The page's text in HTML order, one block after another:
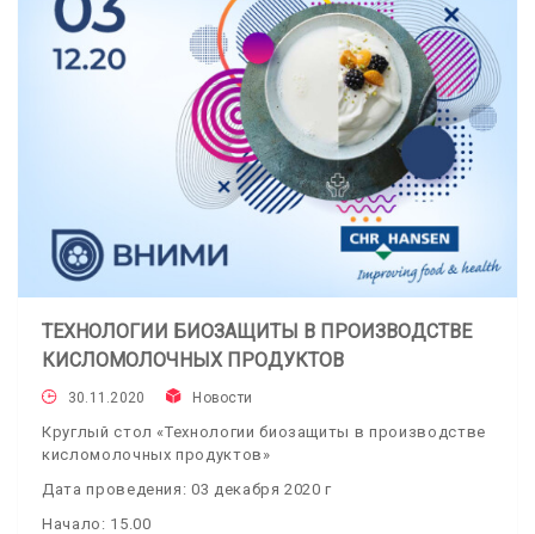
ТЕХНОЛОГИИ БИОЗАЩИТЫ В ПРОИЗВОДСТВЕ
КИСЛОМОЛОЧНЫХ ПРОДУКТОВ
30.11.2020 Новости
Круглый стол «Технологии биозащиты в производстве
кисломолочных продуктов»
Дата проведения: 03 декабря 2020 г
Начало: 15.00